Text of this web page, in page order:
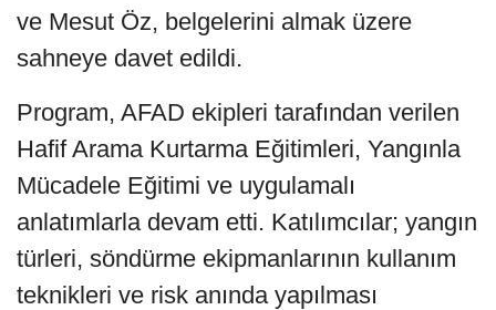
ve Mesut Öz, belgelerini almak üzere
sahneye davet edildi.
Program, AFAD ekipleri tarafından verilen
Hafif Arama Kurtarma Eğitimleri, Yangınla
Mücadele Eğitimi ve uygulamalı
anlatımlarla devam etti. Katılımcılar; yangın
türleri, söndürme ekipmanlarının kullanım
teknikleri ve risk anında yapılması